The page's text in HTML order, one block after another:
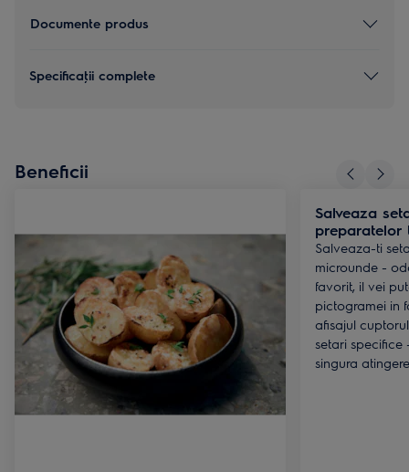
Documente produs
Specificaţii complete
Beneficii
Salveaza
preparatelor
Salveaza-ti
microunde -
favorit, il vei
pictogramei in
afisajul
setari specifice
singura